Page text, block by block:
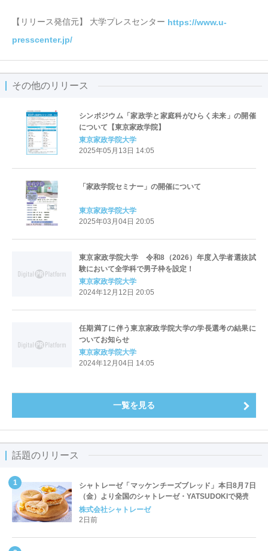
【リリース発信元】 大学プレスセンター https://www.u-
presscenter.jp/
その他のリリース
シンポジウム「家政学と家庭科がひらく未来」の開催
について【東京家政学院】
東京家政学院大学
2025年05月13日 14:05
「家政学院セミナー」の開催について
東京家政学院大学
2025年03月04日 20:05
東京家政学院大学 令和8（2026）年度入学者選抜試
験において全学科で男子枠を設定！
東京家政学院大学
2024年12月12日 20:05
任期満了に伴う東京家政学院大学の学長選考の結果に
ついてお知らせ
東京家政学院大学
2024年12月04日 14:05
一覧を見る
話題のリリース
シャトレーゼ「マッケンチーズブレッド」本日8月7日
（金）より全国のシャトレーゼ・YATSUDOKIで発売
株式会社シャトレーゼ
2日前